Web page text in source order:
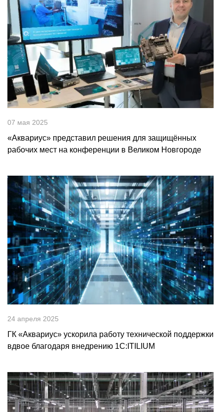
07 мая 2025
«Аквариус» представил решения для защищённых
рабочих мест на конференции в Великом Новгороде
24 апреля 2025
ГК «Аквариус» ускорила работу технической поддержки
вдвое благодаря внедрению 1С:ITILIUM